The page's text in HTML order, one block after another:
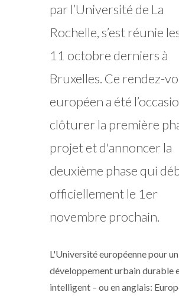
par l’Université de La
Rochelle, s’est réunie
11 octobre derniers à
Bruxelles. Ce rendez-
européen a été
clôturer la première
projet et d'annoncer la
deuxième phase qui
officiellement le 1er
novembre prochain.
L'Université européenne pour un
développement urbain durable
intelligent – ou en anglais: